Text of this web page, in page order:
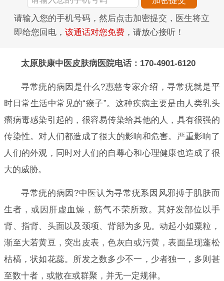
请输入您的手机号码，然后点击加密提交，医生将立
即给您回电， 该通话对您免费 ，请放心接听！
太原肤康中医皮肤病医院电话：170-4901-6120
寻常疣的病因是什么?惠慈专家介绍，寻常疣就是平
时日常生活中常见的“瘊子”。这种疾病主要是由人类乳头
瘤病毒感染引起的，很容易传染给其他的人，具有很强的
传染性。对人们都造成了很大的影响和危害。严重影响了
人们的外观，同时对人们的自尊心和心理健康也造成了很
大的威胁。
寻常疣的病因?中医认为寻常疣系因风邪搏于肌肤而
生者，或因肝虚血燥，筋气不荣所致。其好发部位以手
背、指背、头面以及颈项、背部为多见。动起小如粟粒，
渐至大若黄豆，突出皮表，色灰白或污黄，表面呈现蓬松
枯槁，状如花蕊。所发之数多少不一，少者独一，多则甚
至数十者，或散在或群聚，并无一定规律。